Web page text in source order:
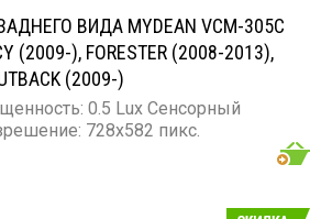
ВИДА MYDEAN VCM-305C
(2009-), FORESTER (2008-2013),
(2009-)
0.5 Lux Сенсорный
728x582 пикс.